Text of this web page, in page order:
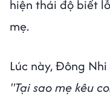
hiện thái độ biết
mẹ.
Lúc này, Đông
"Tại sao mẹ kêu